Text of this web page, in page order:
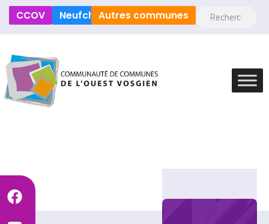
CCOV NeufchâteauAutres communes